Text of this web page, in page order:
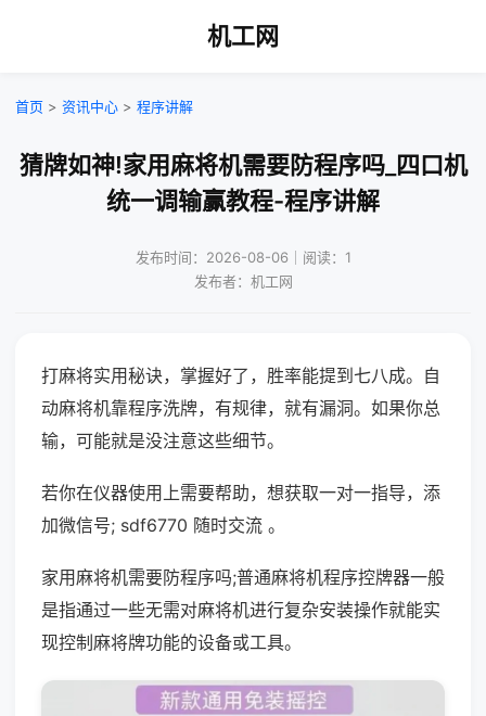
机工网
首页 > 资讯中心 > 程序讲解
猜牌如神!家用麻将机需要防程序吗_四口机
统一调输赢教程-程序讲解
发布时间：2026-08-06｜阅读：1
发布者：机工网
打麻将实用秘诀，掌握好了，胜率能提到七八成。自
动麻将机靠程序洗牌，有规律，就有漏洞。如果你总
输，可能就是没注意这些细节。
若你在仪器使用上需要帮助，想获取一对一指导，添
加微信号; sdf6770 随时交流 。
家用麻将机需要防程序吗;普通麻将机程序控牌器一般
是指通过一些无需对麻将机进行复杂安装操作就能实
现控制麻将牌功能的设备或工具。